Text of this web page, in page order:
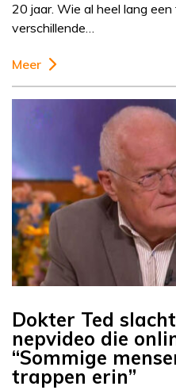
20 jaar. Wie al heel lang
verschillende…
Meer
Dokter Ted
nepvideo die
“Sommige
trappen erin”